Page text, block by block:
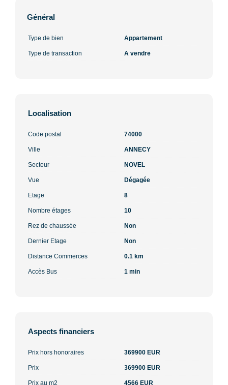
Général
Type de bien Appartement
Type de transaction A vendre
Localisation
Code postal 74000
Ville ANNECY
Secteur NOVEL
Vue Dégagée
Etage 8
Nombre étages 10
Rez de chaussée Non
Dernier Etage Non
Distance Commerces 0.1 km
Accès Bus 1 min
Aspects financiers
Prix hors honoraires 369900 EUR
Prix 369900 EUR
Prix au m2 4566 EUR